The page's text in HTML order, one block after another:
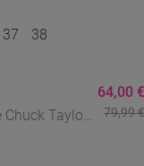
37 38
Taylor
Para Mujer
64,00 €
79,99